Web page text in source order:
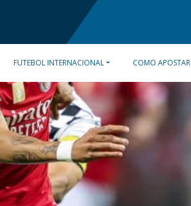
FUTEBOL INTERNACIONAL COMO APOSTAR